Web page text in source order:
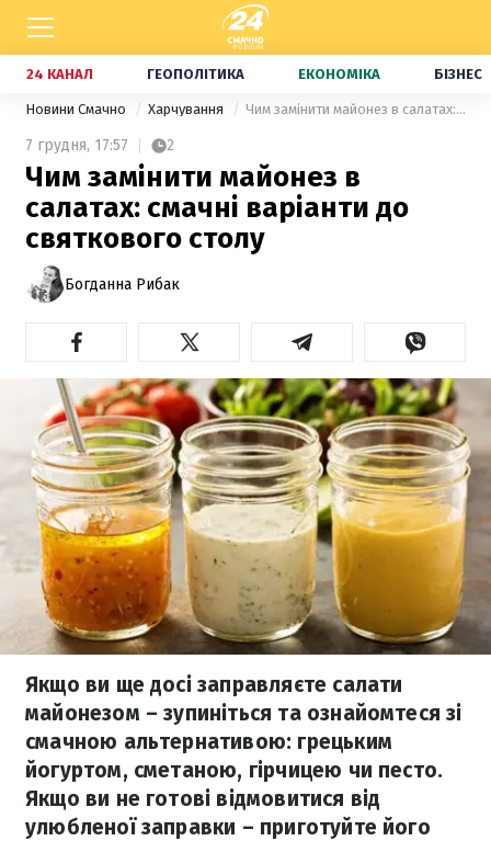
24 КАНАЛ ГЕОПОЛІТИКА ЕКОНОМІКА БІЗНЕС
Новини Смачно Харчування Чим замінити майонез в салатах: смачні варіанти до святкового столу
7 грудня, 17:57 2
Чим замінити майонез в
салатах: смачні варіанти до
святкового столу
Богданна Рибак
Якщо ви ще досі заправляєте салати
майонезом – зупиніться та ознайомтеся зі
смачною альтернативою: грецьким
йогуртом, сметаною, гірчицею чи песто.
Якщо ви не готові відмовитися від
улюбленої заправки – приготуйте його